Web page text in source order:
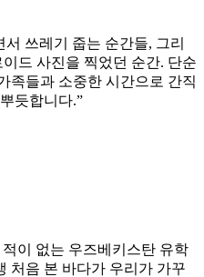
쓰레기 줍는 순간들, 그리
드 사진을 찍었던 순간. 단순
족들과 소중한 시간으로 간직
듯합니다.”
이 없는 우즈베키스탄 유학
처음 본 바다가 우리가 가꾸